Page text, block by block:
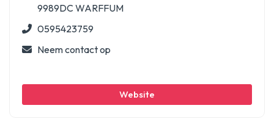
9989DC WARFFUM
0595423759
Neem contact op
Website